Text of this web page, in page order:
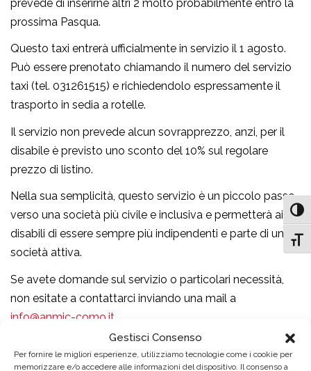
Gestisci Consenso
Per fornire le migliori esperienze, utilizziamo tecnologie come i cookie per
memorizzare e/o accedere alle informazioni del dispositivo. Il consenso a
prevede di inserirne altri 2 molto probabilmente entro la
prossima Pasqua.
Questo taxi entrerà ufficialmente in servizio il 1 agosto.
Può essere prenotato chiamando il numero del servizio
taxi (tel. 031261515) e richiedendolo espressamente il
trasporto in sedia a rotelle.
Il servizio non prevede alcun sovrapprezzo, anzi, per il
disabile è previsto uno sconto del 10% sul regolare
prezzo di listino.
Nella sua semplicità, questo servizio è un piccolo passo
verso una società più civile e inclusiva e permetterà ai
disabili di essere sempre più indipendenti e parte di una
società attiva.
Se avete domande sul servizio o particolari necessità,
non esitate a contattarci inviando una mail a
info@anmic-como.it
Ciao Comoper aver condiviso con noi foto
e video.